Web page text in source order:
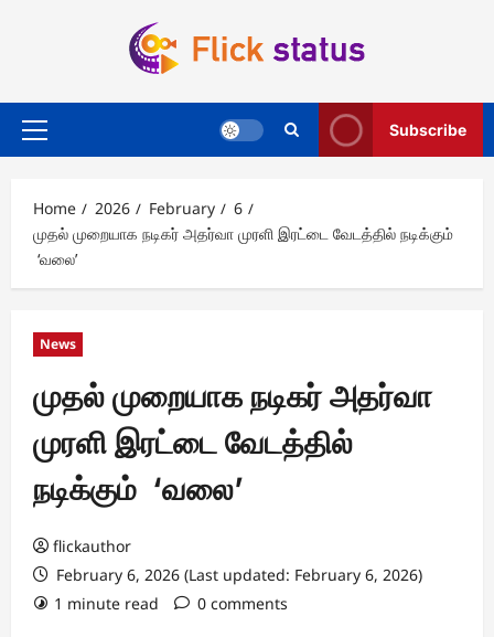
Primary
Subscribe
Home 2026 February
6
முதல் முறையாக நடிகர் அதர்வா முரளி இரட்டை வேடத்தில் நடிக்கும்
‘வலை’
News
முதல் முறையாக நடிகர் அதர்வா
முரளி இரட்டை வேடத்தில்
நடிக்கும் ‘வலை’
flickauthor
February 6, 2026 (Last updated: February 6, 2026)
1 minute read
0 comments